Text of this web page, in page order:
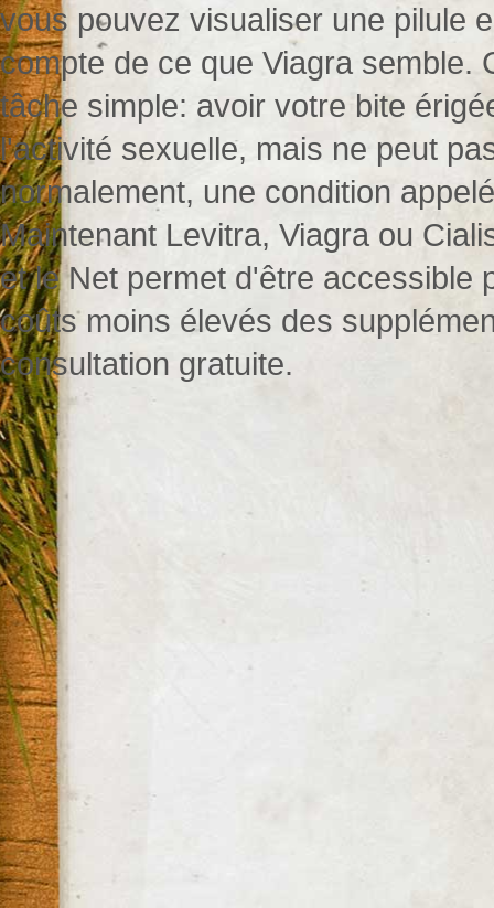
vous pouvez visualiser une pilule
compte de ce que Viagra semble.
tâche simple: avoir votre bite
l'activité sexuelle, mais ne peut
normalement, une condition
Maintenant Levitra, Viagra ou
et le Net permet d'être accessible
coûts moins élevés des
consultation gratuite.